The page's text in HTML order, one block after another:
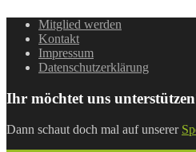
Mitglied werden
Kontakt
Impressum
Datenschutzerklärung
Ihr möchtet uns
Dann schaut doch mal auf unserer